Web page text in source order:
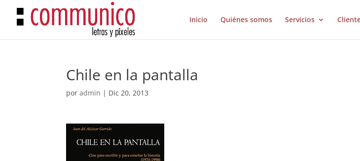
Inicio Quiénes somos Servicios
Chile en la pantalla
poradmin | Dic 20, 2013